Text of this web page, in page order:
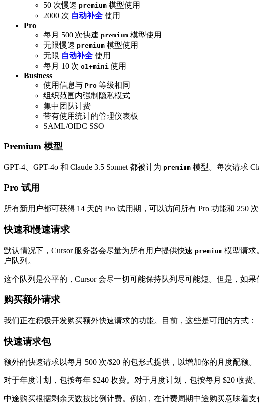
50 次慢速 premium 模型使用
2000 次 自动补全 使用
Pro
每月 500 次快速 premium 模型使用
无限慢速 premium 模型使用
无限 自动补全 使用
每月 10 次 o1+mini 使用
Business
使用信息与 Pro 等级相同
组织范围内强制隐私模式
集中团队计费
带有使用统计的管理仪表板
SAML/OIDC SSO
Premium 模型
GPT-4、GPT-4o 和 Claude 3.5 Sonnet 都被计为 premium 模型。每次请求
Pro 试用
所有新用户都可获得 14 天的 Pro 试用期，可以访问所有 Pro 功能和 250
快速和慢速请求
默认情况下，Cursor 服务器会尽量为所有用户提供快速 premium 模型请求
户队列。
这个队列是公平的，Cursor 会尽一切可能保持队列尽可能短。但是，如果
购买额外请求
我们正在积极开发购买额外快速请求的功能。目前，这些是可用的方式：
快速请求包
额外的快速请求以每月 500 次/$20 的包形式提供，以增加你的月度配额。
对于年度计划，包按每年 $240 收费。对于月度计划，包按每月 $20 收费。
中途购买根据剩余天数按比例计费。例如，在计费周期中途购买意味着支